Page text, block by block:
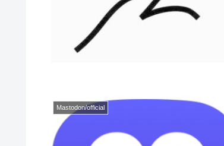
Mastodon/official